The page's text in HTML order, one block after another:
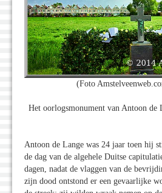
(Foto
Het oorlogsmonument van Antoon de
Antoon de Lange was 24 jaar toen hij
de dag van de algehele Duitse
dagen, nadat de vlaggen van de
zijn dood ontstond er een gevaarlijke